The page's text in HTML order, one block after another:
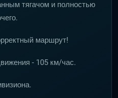
тягачом и полностью
маршрут!
- 105 км/час.